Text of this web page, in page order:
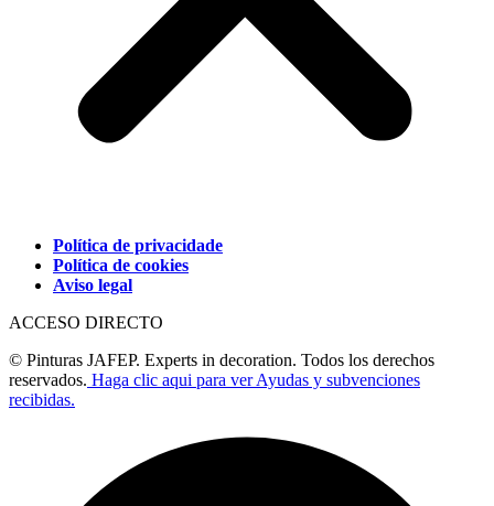
Política de privacidade
Política de cookies
Aviso legal
ACCESO DIRECTO
© Pinturas JAFEP. Experts in decoration. Todos los derechos
reservados. Haga clic aqui para ver Ayudas y subvenciones
recibidas.